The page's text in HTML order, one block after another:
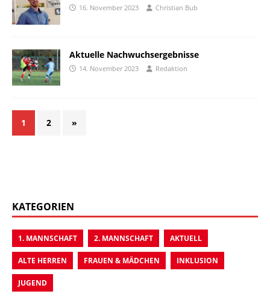
16. November 2023 Christian Bub
Aktuelle Nachwuchsergebnisse
14. November 2023 Redaktion
1 2 »
KATEGORIEN
1. MANNSCHAFT 2. MANNSCHAFT AKTUELL
ALTE HERREN FRAUEN & MÄDCHEN INKLUSION
JUGEND